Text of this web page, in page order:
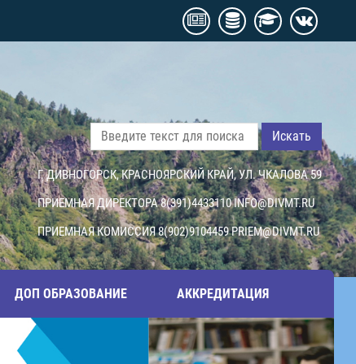
Искать
Г. ДИВНОГОРСК, КРАСНОЯРСКИЙ КРАЙ, УЛ. ЧКАЛОВА 59
ПРИЕМНАЯ ДИРЕКТОРА 8(391)4433110INFO@DIVMT.RU
ПРИЕМНАЯ КОМИССИЯ 8(902)9104459PRIEM@DIVMT.RU
ДОП ОБРАЗОВАНИЕ АККРЕДИТАЦИЯ